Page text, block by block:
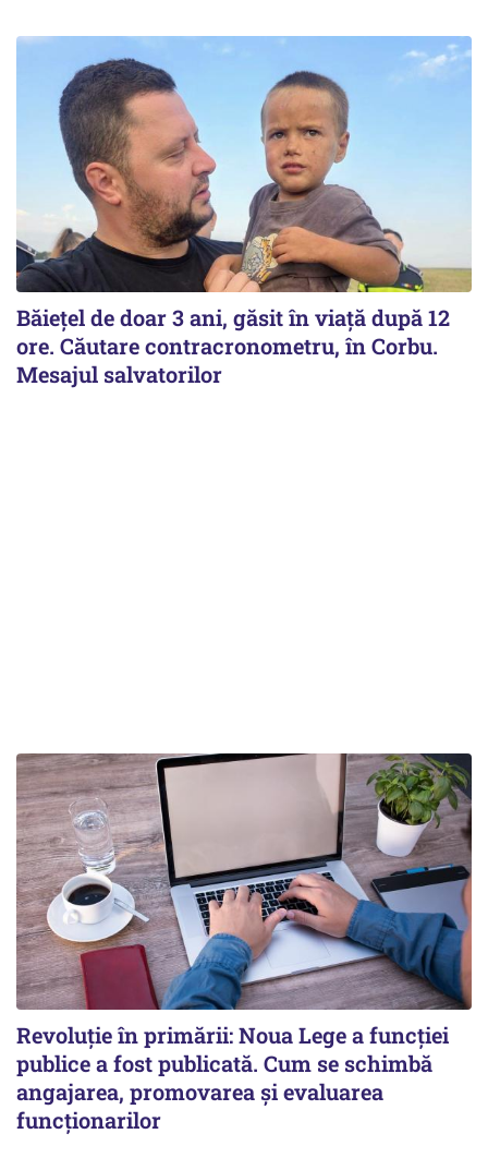
Băiețel de doar 3 ani, găsit în viață după 12
ore. Căutare contracronometru, în Corbu.
Mesajul salvatorilor
Revoluție în primării: Noua Lege a funcției
publice a fost publicată. Cum se schimbă
angajarea, promovarea și evaluarea
funcționarilor